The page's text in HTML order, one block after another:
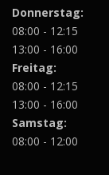
Donnerstag:
08:00 - 12:15
13:00 - 16:00
Freitag:
08:00 - 12:15
13:00 - 16:00
Samstag:
08:00 - 12:00